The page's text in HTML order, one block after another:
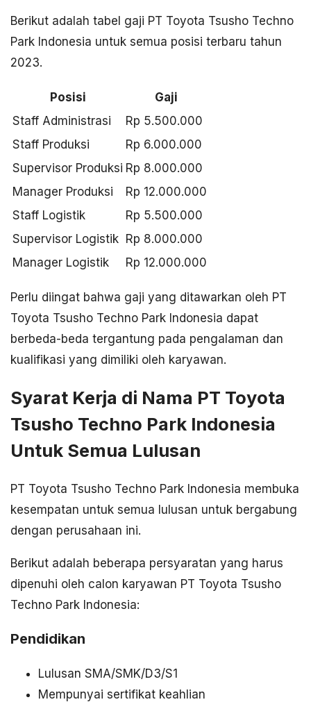
Berikut adalah tabel gaji PT Toyota Tsusho Techno
Park Indonesia untuk semua posisi terbaru tahun
2023.
Posisi
Gaji
Staff Administrasi
Rp 5.500.000
Staff Produksi
Rp 6.000.000
Supervisor Produksi Rp 8.000.000
Manager Produksi
Rp 12.000.000
Staff Logistik
Rp 5.500.000
Supervisor Logistik Rp 8.000.000
Manager Logistik
Rp 12.000.000
Perlu diingat bahwa gaji yang ditawarkan oleh PT
Toyota Tsusho Techno Park Indonesia dapat
berbeda-beda tergantung pada pengalaman dan
kualifikasi yang dimiliki oleh karyawan.
Syarat Kerja di Nama PT Toyota
Tsusho Techno Park Indonesia
Untuk Semua Lulusan
PT Toyota Tsusho Techno Park Indonesia membuka
kesempatan untuk semua lulusan untuk bergabung
dengan perusahaan ini.
Berikut adalah beberapa persyaratan yang harus
dipenuhi oleh calon karyawan PT Toyota Tsusho
Techno Park Indonesia:
Pendidikan
Lulusan SMA/SMK/D3/S1
Mempunyai sertifikat keahlian